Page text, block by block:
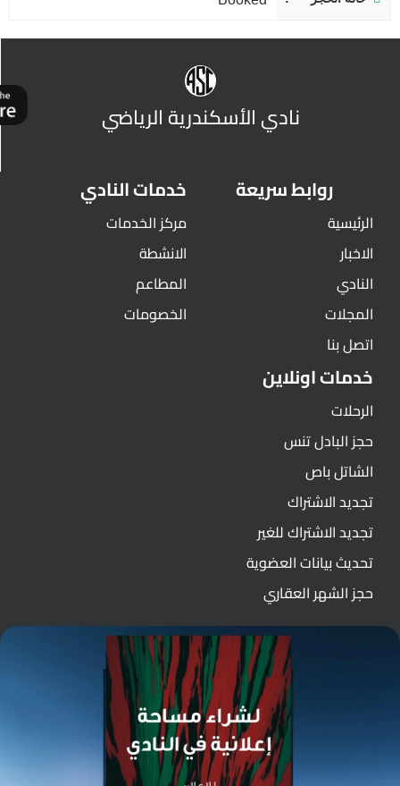
نادي الأسكندرية الرياضي
روابط سريعة
الرئيسية
الاخبار
النادي
المجلات
اتصل بنا
خدمات النادي
مركز الخدمات
الانشطة
المطاعم
الخصومات
خدمات اونلاين
الرحلات
حجز البادل تنس
الشاتل باص
تجديد الاشتراك
تجديد الاشتراك للغير
تحديث بيانات العضوية
حجز الشهر العقاري